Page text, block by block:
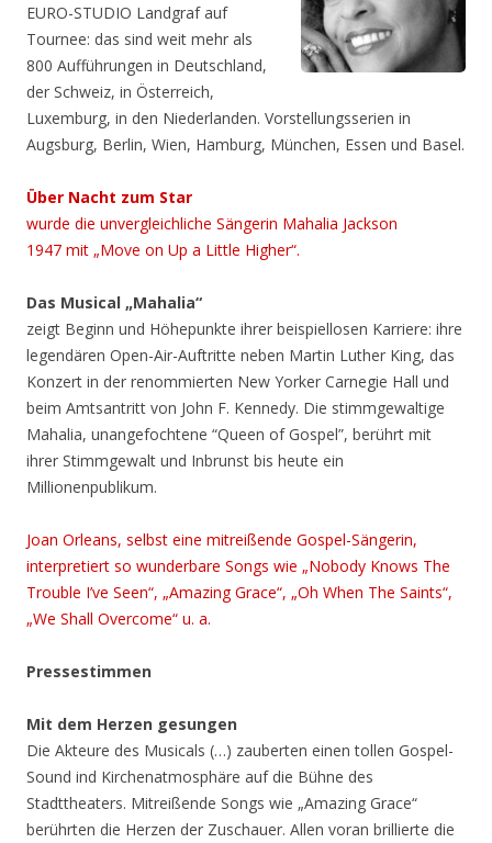
EURO-STUDIO Landgraf auf
Tournee: das sind weit mehr als
800 Aufführungen in Deutschland,
der Schweiz, in Österreich,
Luxemburg, in den Niederlanden. Vorstellungsserien in
Augsburg, Berlin, Wien, Hamburg, München, Essen und Basel.
Über Nacht zum Star
wurde die unvergleichliche Sängerin Mahalia Jackson
1947 mit „Move on Up a Little Higher“.
Das Musical „Mahalia“
zeigt Beginn und Höhepunkte ihrer beispiellosen Karriere: ihre
legendären Open-Air-Auftritte neben Martin Luther King, das
Konzert in der renommierten New Yorker Carnegie Hall und
beim Amtsantritt von John F. Kennedy. Die stimmgewaltige
Mahalia, unangefochtene “Queen of Gospel”, berührt mit
ihrer Stimmgewalt und Inbrunst bis heute ein
Millionenpublikum.
Joan Orleans, selbst eine mitreißende Gospel-Sängerin,
interpretiert so wunderbare Songs wie „Nobody Knows The
Trouble I’ve Seen“, „Amazing Grace“, „Oh When The Saints“,
„We Shall Overcome“ u. a.
Pressestimmen
Mit dem Herzen gesungen
Die Akteure des Musicals (…) zauberten einen tollen Gospel-
Sound ind Kirchenatmosphäre auf die Bühne des
Stadttheaters. Mitreißende Songs wie „Amazing Grace“
berührten die Herzen der Zuschauer. Allen voran brillierte die